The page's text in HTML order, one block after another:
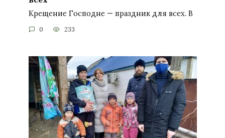
Крещение Господне — праздник для всех. В
0 233